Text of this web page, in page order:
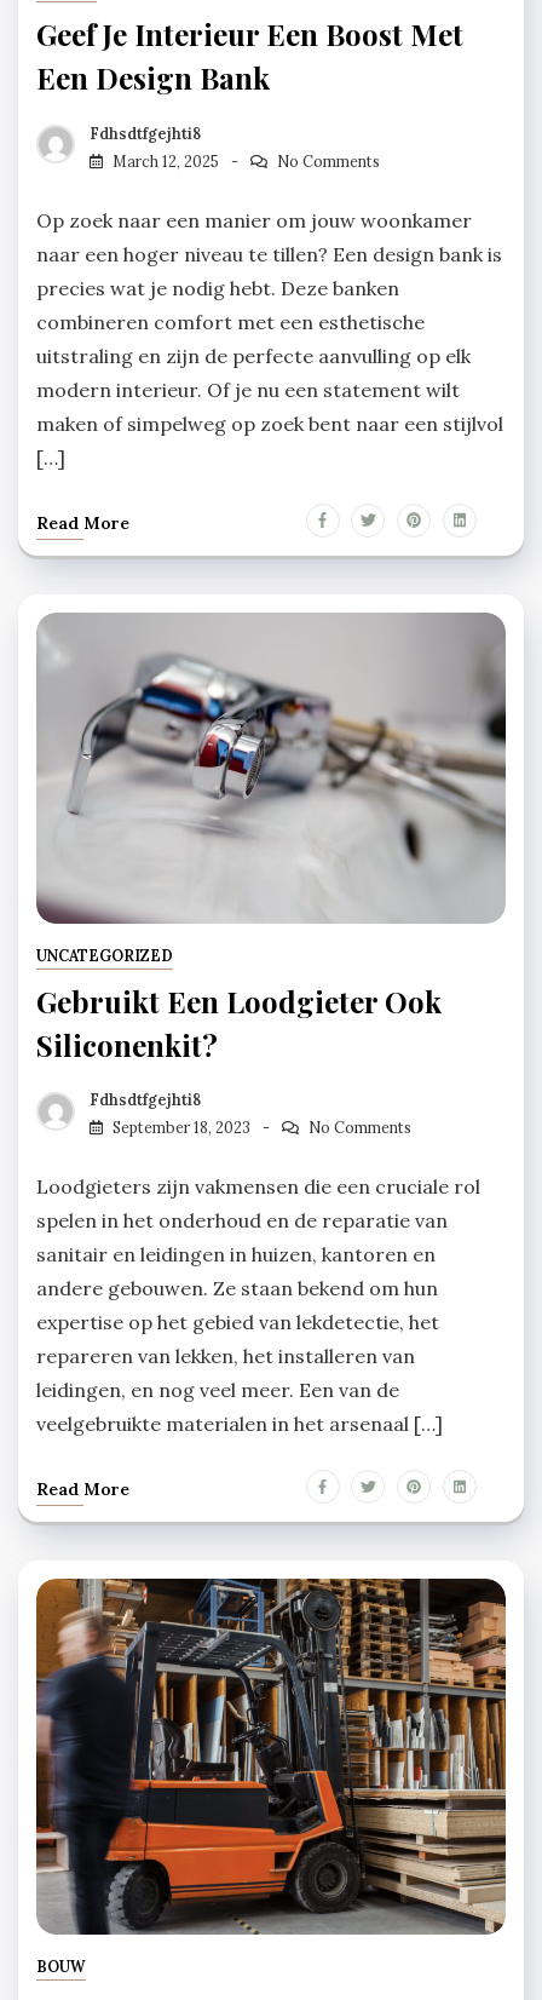
Geef Je Interieur Een Boost Met
Een Design Bank
Fdhsdtfgejhti8
March 12, 2025
No Comments
Op zoek naar een manier om jouw woonkamer
naar een hoger niveau te tillen? Een design bank is
precies wat je nodig hebt. Deze banken
combineren comfort met een esthetische
uitstraling en zijn de perfecte aanvulling op elk
modern interieur. Of je nu een statement wilt
maken of simpelweg op zoek bent naar een stijlvol
[…]
Read More
UNCATEGORIZED
Gebruikt Een Loodgieter Ook
Siliconenkit?
Fdhsdtfgejhti8
September 18, 2023
No Comments
Loodgieters zijn vakmensen die een cruciale rol
spelen in het onderhoud en de reparatie van
sanitair en leidingen in huizen, kantoren en
andere gebouwen. Ze staan bekend om hun
expertise op het gebied van lekdetectie, het
repareren van lekken, het installeren van
leidingen, en nog veel meer. Een van de
veelgebruikte materialen in het arsenaal […]
Read More
BOUW